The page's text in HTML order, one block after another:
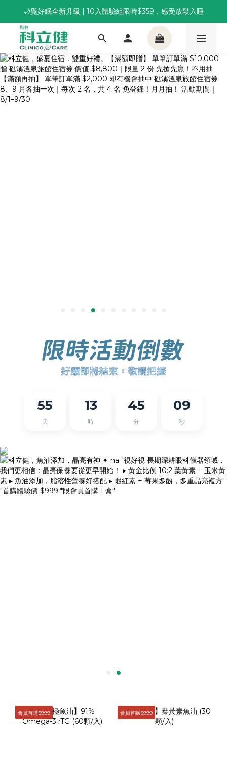
董事長推薦保養組合｜體驗價 $1,800 起，最高享 6 折
🌙覺好眠全新升級 | 10入體驗組限時$359，感受放鬆入睡
董事長推薦保養組合｜體驗價 $1,800 起，最高享 6 折
55
天
13
時
45
分
08
秒
會員首購$999 會員首購$999